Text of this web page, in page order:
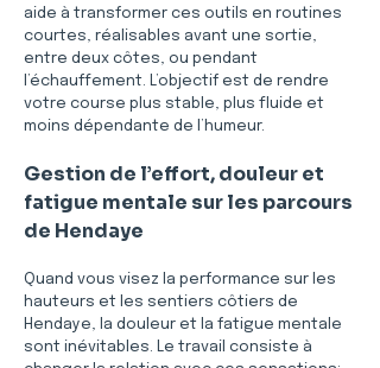
aide à transformer ces outils en routines
courtes, réalisables avant une sortie,
entre deux côtes, ou pendant
l’échauffement. L’objectif est de rendre
votre course plus stable, plus fluide et
moins dépendante de l’humeur.
Gestion de l’effort, douleur et
fatigue mentale sur les parcours
de Hendaye
Quand vous visez la performance sur les
hauteurs et les sentiers côtiers de
Hendaye, la douleur et la fatigue mentale
sont inévitables. Le travail consiste à